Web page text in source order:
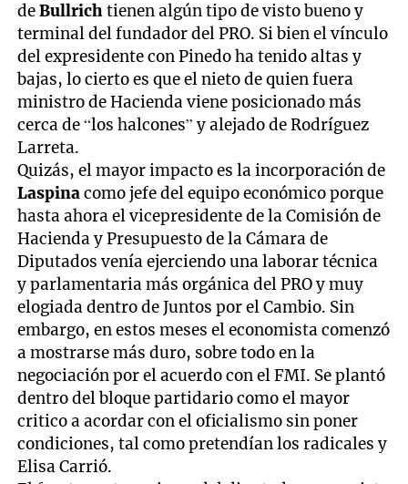
deBullrichtienen algún tipo de visto bueno y
terminal del fundador del PRO. Si bien el vínculo
del expresidente con Pinedo ha tenido altas y
bajas, lo cierto es que el nieto de quien fuera
ministro de Hacienda viene posicionado más
cerca de “los halcones” y alejado de Rodríguez
Larreta.
Quizás, el mayor impacto es la incorporación de
Laspinacomo jefe del equipo económico porque
hasta ahora el vicepresidente de la Comisión de
Hacienda y Presupuesto de la Cámara de
Diputados venía ejerciendo una laborar técnica
y parlamentaria más orgánica del PRO y muy
elogiada dentro de Juntos por el Cambio. Sin
embargo, en estos meses el economista comenzó
a mostrarse más duro, sobre todo en la
negociación por el acuerdo con el FMI. Se plantó
dentro del bloque partidario como el mayor
critico a acordar con el oficialismo sin poner
condiciones, tal como pretendían los radicales y
Elisa Carrió.